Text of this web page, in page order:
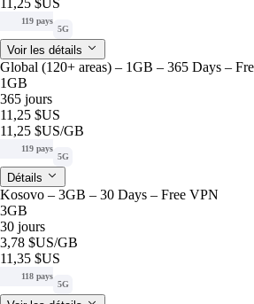
119 pays
5G
Voir les détails
Global (120+ areas) – 1GB – 365 Days –
1GB
365 jours
11,25 $US
11,25 $US/GB
119 pays
5G
Détails
Kosovo – 3GB – 30 Days – Free VPN
3GB
30 jours
3,78 $US/GB
11,35 $US
118 pays
5G